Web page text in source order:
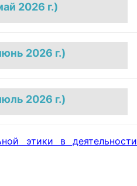
2026 г.)
2026 г.)
2026 г.)
этики в деятельности